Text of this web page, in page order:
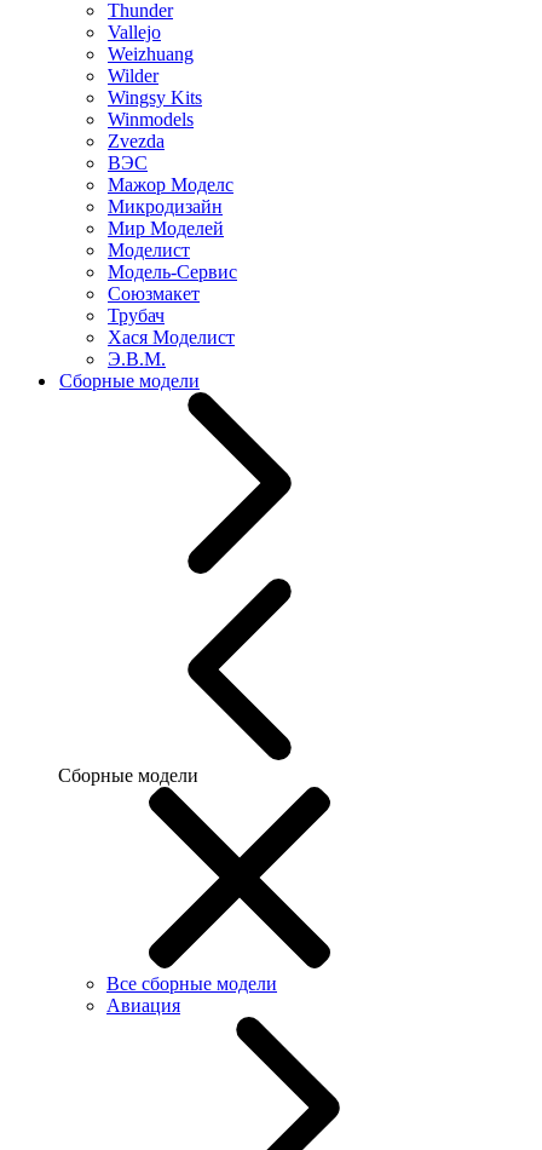
Thunder
Vallejo
Weizhuang
Wilder
Wingsy Kits
Winmodels
Zvezda
ВЭС
Мажор Моделс
Микродизайн
Мир Моделей
Моделист
Модель-Сервис
Союзмакет
Трубач
Хася Моделист
Э.В.М.
Сборные модели
Сборные модели
Все сборные модели
Авиация